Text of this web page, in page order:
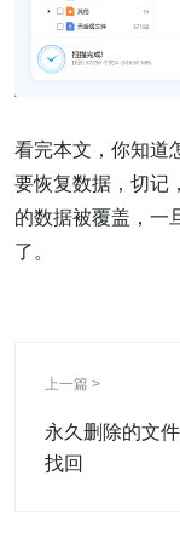
看完本文，你知道
要恢复数据，切记
的数据被覆盖，一
了。
上一篇 >
永久删除的文
找回